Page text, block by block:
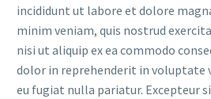
incididunt ut labore et dolore
minim veniam, quis nostrud
nisi ut aliquip ex ea commodo
dolor in reprehenderit in voluptate
eu fugiat nulla pariatur. Excepteur